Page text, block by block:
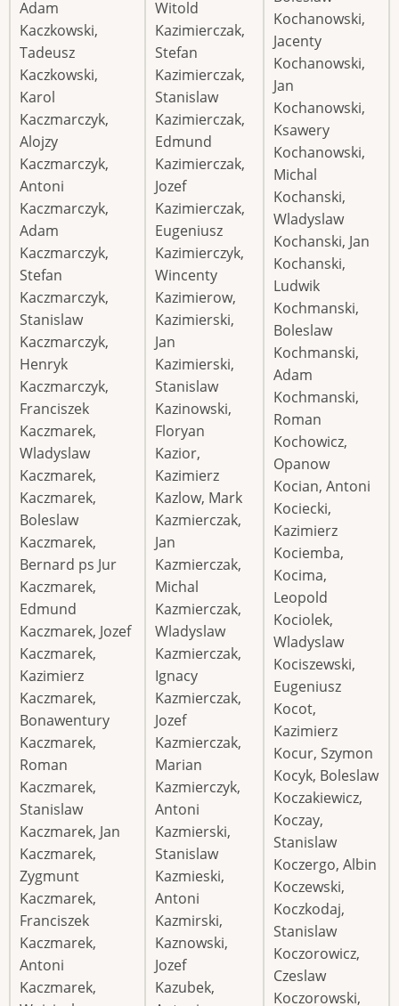
Adam
Kaczkowski,
Tadeusz
Kaczkowski,
Karol
Kaczmarczyk,
Alojzy
Kaczmarczyk,
Antoni
Kaczmarczyk,
Adam
Kaczmarczyk,
Stefan
Kaczmarczyk,
Stanislaw
Kaczmarczyk,
Henryk
Kaczmarczyk,
Franciszek
Kaczmarek,
Wladyslaw
Kaczmarek,
Kaczmarek,
Boleslaw
Kaczmarek,
Bernard ps Jur
Kaczmarek,
Edmund
Kaczmarek, Jozef
Kaczmarek,
Kazimierz
Kaczmarek,
Bonawentury
Kaczmarek,
Roman
Kaczmarek,
Stanislaw
Kaczmarek, Jan
Kaczmarek,
Zygmunt
Kaczmarek,
Franciszek
Kaczmarek,
Antoni
Kaczmarek,
Witold
Kazimierczak,
Stefan
Kazimierczak,
Stanislaw
Kazimierczak,
Edmund
Kazimierczak,
Jozef
Kazimierczak,
Eugeniusz
Kazimierczyk,
Wincenty
Kazimierow,
Kazimierski,
Jan
Kazimierski,
Stanislaw
Kazinowski,
Floryan
Kazior,
Kazimierz
Kazlow, Mark
Kazmierczak,
Jan
Kazmierczak,
Michal
Kazmierczak,
Wladyslaw
Kazmierczak,
Ignacy
Kazmierczak,
Jozef
Kazmierczak,
Marian
Kazmierczyk,
Antoni
Kazmierski,
Stanislaw
Kazmieski,
Antoni
Kazmirski,
Kaznowski,
Jozef
Kazubek,
Kochanowski,
Jacenty
Kochanowski,
Jan
Kochanowski,
Ksawery
Kochanowski,
Michal
Kochanski,
Wladyslaw
Kochanski, Jan
Kochanski,
Ludwik
Kochmanski,
Boleslaw
Kochmanski,
Adam
Kochmanski,
Roman
Kochowicz,
Opanow
Kocian, Antoni
Kociecki,
Kazimierz
Kociemba,
Kocima,
Leopold
Kociolek,
Wladyslaw
Kociszewski,
Eugeniusz
Kocot,
Kazimierz
Kocur, Szymon
Kocyk, Boleslaw
Koczakiewicz,
Koczay,
Stanislaw
Koczergo, Albin
Koczewski,
Koczkodaj,
Stanislaw
Koczorowicz,
Czeslaw
Koczorowski,